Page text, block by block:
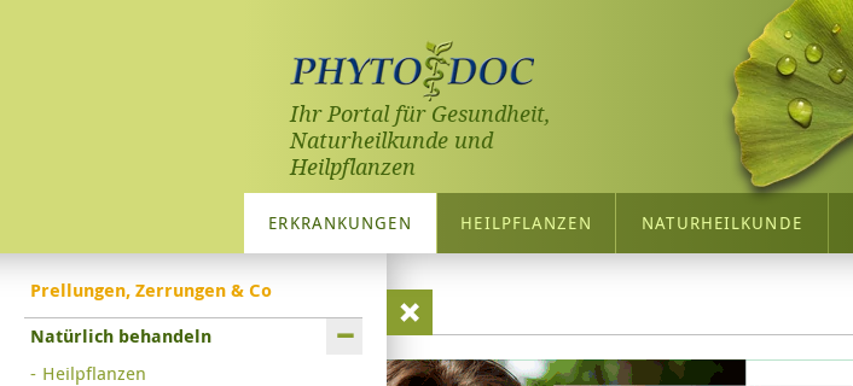
Ihr Portal für Gesundheit,
Naturheilkunde und
Heilpflanzen
ERKRANKUNGEN HEILPFLANZEN NATURHEILKUNDE
Prellungen, Zerrungen & Co
Natürlich behandeln
Heilpflanzen